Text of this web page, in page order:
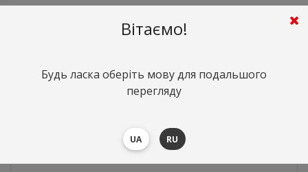
грн.($0)
Вітаємо!
Будь ласка оберіть мову для подальшого
перегляду
UA RU